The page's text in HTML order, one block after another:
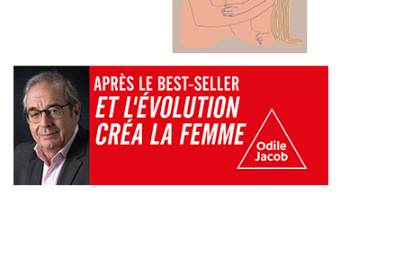
CCAS NICE
Département des Alpes Maritimes
Ma Région Sud